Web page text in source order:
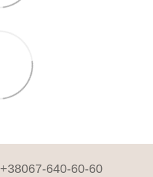
+38067-640-60-60